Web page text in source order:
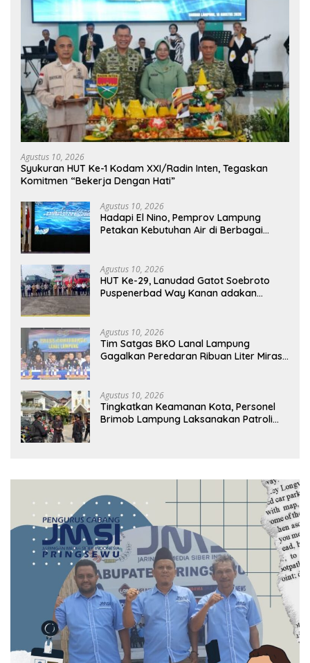
Agustus 10, 2026
Syukuran HUT Ke-1 Kodam XXI/Radin Inten, Tegaskan
Komitmen “Bekerja Dengan Hati”
Agustus 10, 2026
Hadapi El Nino, Pemprov Lampung
Petakan Kebutuhan Air di Berbagai
Agustus 10, 2026
HUT Ke-29, Lanudad Gatot Soebroto
Puspenerbad Way Kanan adakan
Agustus 10, 2026
Tim Satgas BKO Lanal Lampung
Gagalkan Peredaran Ribuan Liter Miras
Agustus 10, 2026
Tingkatkan Keamanan Kota, Personel
Brimob Lampung Laksanakan Patroli